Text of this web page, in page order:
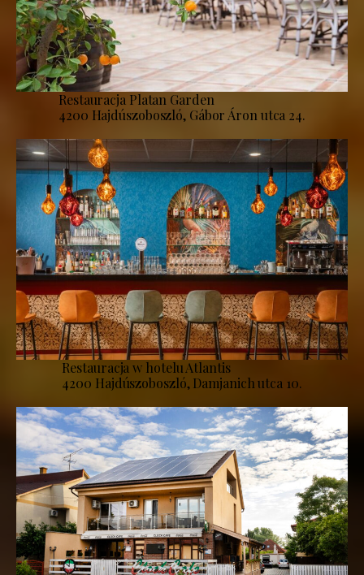
Restauracja Platan Garden
4200 Hajdúszoboszló, Gábor Áron utca 24.
Restauracja w hotelu Atlantis
4200 Hajdúszoboszló, Damjanich utca 10.